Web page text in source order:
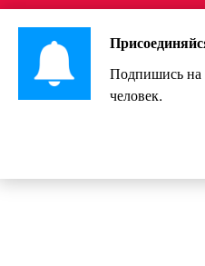
Перейти
контенту
Интересно и
Женщина
То, КОГО
Подпишись на
человек.